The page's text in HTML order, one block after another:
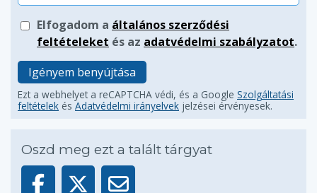
Elfogadom a általános szerződési
feltételeket és az adatvédelmi szabályzatot.
Igényem benyújtása
Ezt a webhelyet a reCAPTCHA védi, és a Google Szolgáltatási
feltételek ésAdatvédelmi irányelvek jelzései érvényesek.
Oszd meg ezt a talált tárgyat